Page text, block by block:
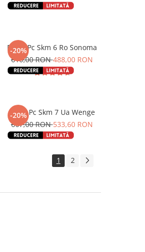
-20%
Birou Pc Skm 6 Ro Sonoma
610,00 RON488,00 RON
-20%
Birou Pc Skm 7 Ua Wenge
667,00 RON533,60 RON
1 2